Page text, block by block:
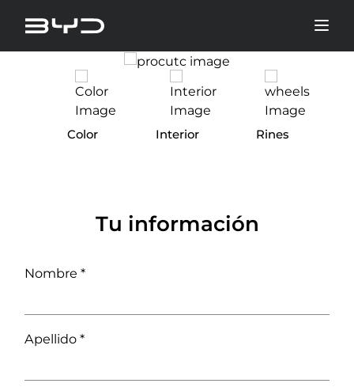
Color Interior Rines
Tu información
Nombre *
Apellido *